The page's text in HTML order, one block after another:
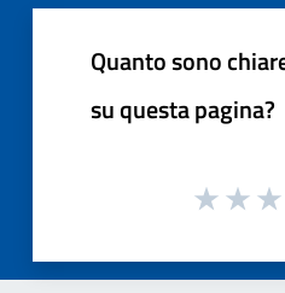
Quanto sono
su questa pagina?